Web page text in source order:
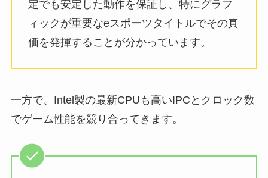
定でも安定した動作を保証し、特にグラフ
ィックが重要なeスポーツタイトルでその真
価を発揮することが分かっています。
一方で、Intel製の最新CPUも高いIPCとクロック数
でゲーム性能を競り合ってきます。